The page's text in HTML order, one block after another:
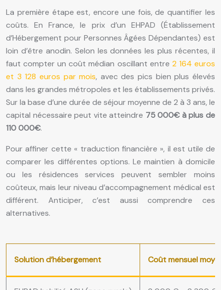
La première étape est, encore une fois, de quantifier les
coûts. En France, le prix d’un EHPAD (Établissement
d’Hébergement pour Personnes Âgées Dépendantes) est
loin d’être anodin. Selon les données les plus récentes, il
faut compter un coût médian oscillant entre 2 164 euros
et 3 128 euros par mois, avec des pics bien plus élevés
dans les grandes métropoles et les établissements privés.
Sur la base d’une durée de séjour moyenne de 2 à 3 ans, le
capital nécessaire peut vite atteindre 75 000€ à plus de
110 000€.
Pour affiner cette « traduction financière », il est utile de
comparer les différentes options. Le maintien à domicile
ou les résidences services peuvent sembler moins
coûteux, mais leur niveau d’accompagnement médical est
différent. Anticiper, c’est aussi comprendre ces
alternatives.
Solution d’hébergement Coût mensuel